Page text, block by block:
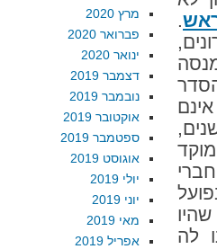
.
לה
מרץ 2020
פברואר 2020
ינואר 2020
דצמבר 2019
נובמבר 2019
אוקטובר 2019
ספטמבר 2019
אוגוסט 2019
יולי 2019
יוני 2019
מאי 2019
אפריל 2019